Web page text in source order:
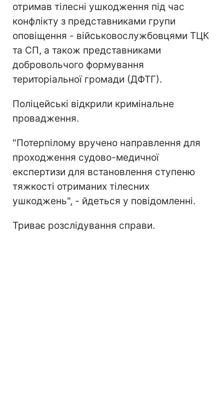
отримав тілесні ушкодження під час
конфлікту з представниками групи
оповіщення - військовослужбовцями ТЦК
та СП, а також представниками
добровольчого формування
територіальної громади (ДФТГ).
Поліцейські відкрили кримінальне
провадження.
"Потерпілому вручено направлення для
проходження судово-медичної
експертизи для встановлення ступеню
тяжкості отриманих тілесних
ушкоджень", - йдеться у повідомленні.
Триває розслідування справи.